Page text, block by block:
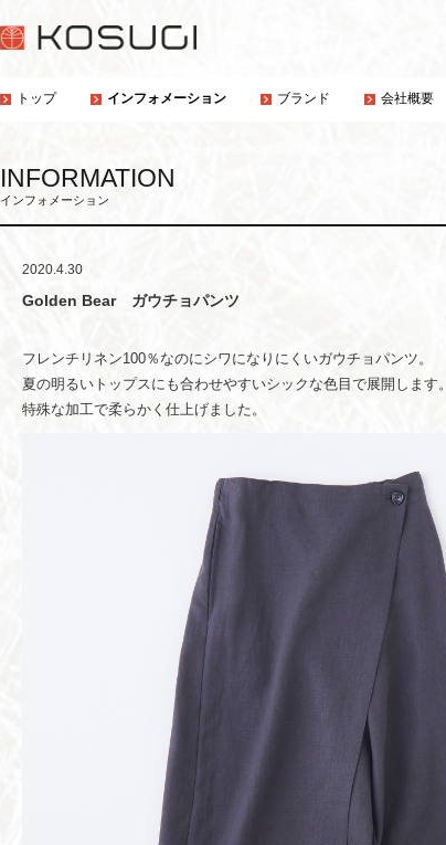
トップ インフォメーション ブランド 会社概要
INFORMATION
インフォメーション
2020.4.30
Golden Bear ガウチョパンツ
フレンチリネン100％なのにシワになりにくいガウチョパンツ。
夏の明るいトップスにも合わせやすいシックな色目で展開します。
特殊な加工で柔らかく仕上げました。